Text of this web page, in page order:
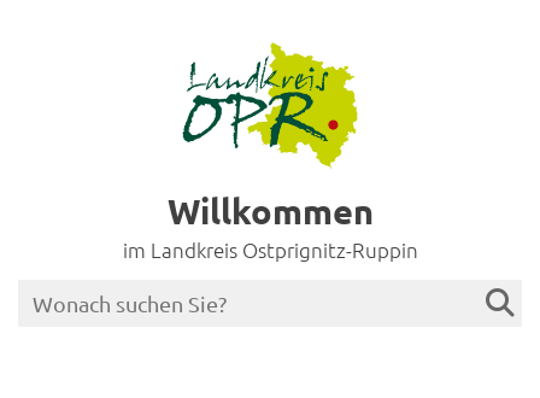
Willkommen
im Landkreis Ostprignitz-Ruppin